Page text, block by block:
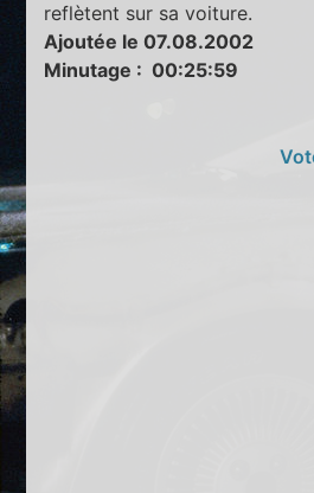
reflètent sur sa voiture.
Ajoutée le 07.08.2002
Minutage : 00:25:59